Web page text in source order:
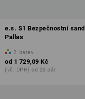
e.s. S1 Bezpečnostní
Pallas
2 barev
od 1 729,09 Kč
(vč. DPH) od 20 pár